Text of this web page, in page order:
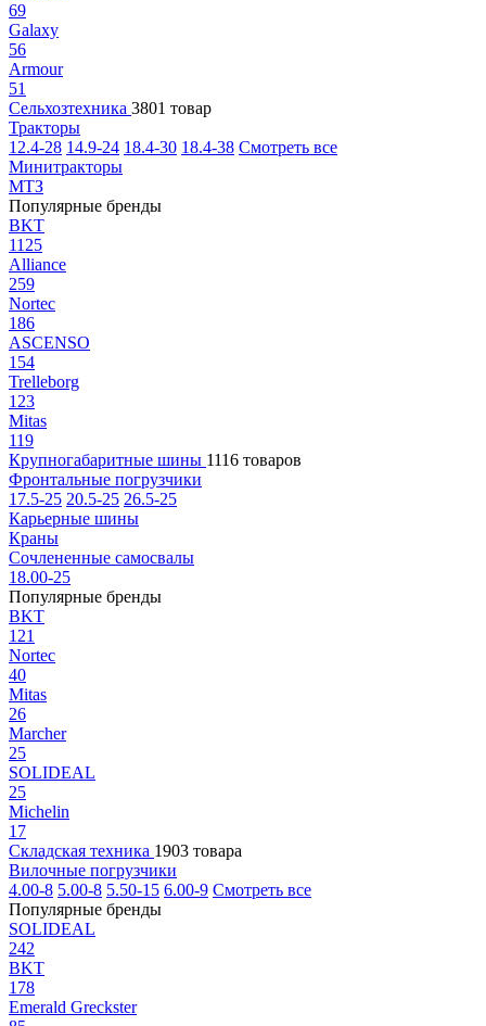
69
Galaxy
56
Armour
51
Сельхозтехника 3801 товар
Тракторы
12.4-28 14.9-24 18.4-30 18.4-38 Смотреть все
Минитракторы
МТЗ
Популярные бренды
BKT
1125
Alliance
259
Nortec
186
ASCENSO
154
Trelleborg
123
Mitas
119
Крупногабаритные шины 1116 товаров
Фронтальные погрузчики
17.5-25 20.5-25 26.5-25
Карьерные шины
Краны
Сочлененные самосвалы
18.00-25
Популярные бренды
BKT
121
Nortec
40
Mitas
26
Marcher
25
SOLIDEAL
25
Michelin
17
Складская техника 1903 товара
Вилочные погрузчики
4.00-8 5.00-8 5.50-15 6.00-9 Смотреть все
Популярные бренды
SOLIDEAL
242
BKT
178
Emerald Greckster